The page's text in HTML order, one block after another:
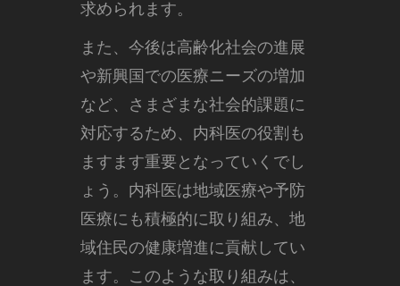
求められます。
また、今後は高齢化社会の進展
や新興国での医療ニーズの増加
など、さまざまな社会的課題に
対応するため、内科医の役割も
ますます重要となっていくでし
ょう。内科医は地域医療や予防
医療にも積極的に取り組み、地
域住民の健康増進に貢献してい
ます。このような取り組みは、